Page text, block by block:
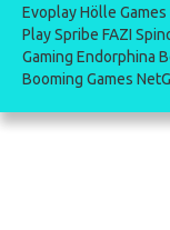
EvoplayHölle Games
PlaySpribe FAZI
Gaming Endorphina
Booming Games